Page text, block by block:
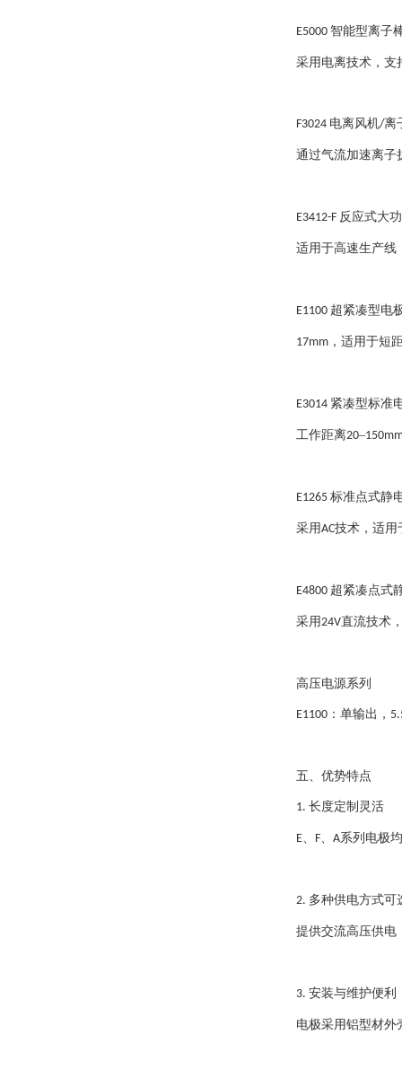
E5000 智能型离子
采用电离技术，支
F3024 电离风机/离
通过气流加速离子
E3412-F 反应式大
适用于高速生产线
E1100 超紧凑型电
17mm ，适用于短
E3014 紧凑型标准
工作距离20–
E1265 标准点式静
采用AC技术，适用
E4800 超紧凑点式
采用24V直流技术
高压电源系列
E1100 ：单输出，
五、优势特点
1. 长度定制灵活
E、 F、 A系列电极
2. 多种供电方式可
提供交流高压供电
3. 安装与维护便利
电极采用铝型材外